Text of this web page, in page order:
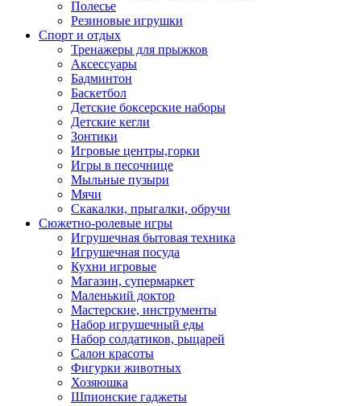
Полесье
Резиновые игрушки
Спорт и отдых
Тренажеры для прыжков
Аксессуары
Бадминтон
Баскетбол
Детские боксерские наборы
Детские кегли
Зонтики
Игровые центры,горки
Игры в песочнице
Мыльные пузыри
Мячи
Скакалки, прыгалки, обручи
Сюжетно-ролевые игры
Игрушечная бытовая техника
Игрушечная посуда
Кухни игровые
Магазин, супермаркет
Маленький доктор
Мастерские, инструменты
Набор игрушечный еды
Набор солдатиков, рыцарей
Салон красоты
Фигурки животных
Хозяюшка
Шпионские гаджеты